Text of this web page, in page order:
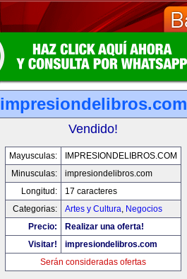
impresiondelibros.com
Vendido!
Mayusculas:
IMPRESIONDELIBROS.COM
Minusculas:
impresiondelibros.com
Longitud:
17 caracteres
Categorias:
Artes y Cultura, Negocios
Precio:
Realizar una oferta!
Visitar!
impresiondelibros.com
Serán consideradas ofertas